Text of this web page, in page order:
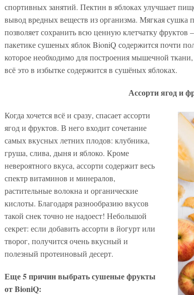
спортивных занятий. Пектин в яблоках улучшает
вывод вредных веществ из организма. Мягкая сушка
позволяет сохранить всю ценную клетчатку
пакетике сушеных яблок BioniQ содержится почти
которое необходимо для построения мышечной
всё это в избытке содержится в сушёных яблоках.
Ассорти ягод и
Когда хочется всё и сразу, спасает ассорти
ягод и фруктов. В него входит сочетание
самых вкусных летних плодов: клубника,
груша, слива, дыня и яблоко. Кроме
невероятного вкуса, ассорти содержит весь
спектр витаминов и минералов,
растительные волокна и органические
кислоты. Благодаря разнообразию вкусов
такой снек точно не надоест! Небольшой
секрет: если добавить ассорти в йогурт или
творог, получится очень вкусный и
полезный протеиновый десерт.
Еще 5 причин выбрать сушеные фрукты
от BioniQ: